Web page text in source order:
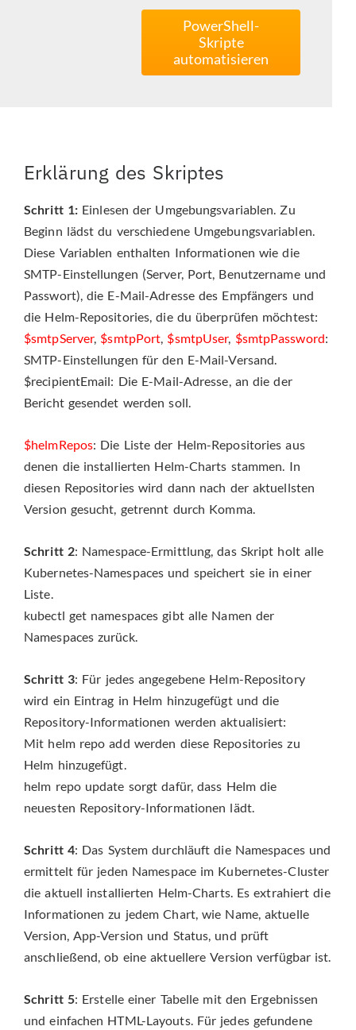
PowerShell-
Skripte
automatisieren
Erklärung des Skriptes
Schritt 1: Einlesen der Umgebungsvariablen. Zu
Beginn lädst du verschiedene Umgebungsvariablen.
Diese Variablen enthalten Informationen wie die
SMTP-Einstellungen (Server, Port, Benutzername und
Passwort), die E-Mail-Adresse des Empfängers und
die Helm-Repositories, die du überprüfen möchtest:
$smtpServer, $smtpPort $smtpUser, $smtpPassword:
SMTP-Einstellungen für den E-Mail-Versand.
$recipientEmail: Die E-Mail-Adresse, an die der
Bericht gesendet werden soll.
$helmRepos: Die Liste der Helm-Repositories aus
denen die installierten Helm-Charts stammen. In
diesen Repositories wird dann nach der aktuellsten
Version gesucht, getrennt durch Komma.
Schritt 2: Namespace-Ermittlung, das Skript holt alle
Kubernetes-Namespaces und speichert sie in einer
Liste.
kubectl get namespaces gibt alle Namen der
Namespaces zurück.
Schritt 3: Für jedes angegebene Helm-Repository
wird ein Eintrag in Helm hinzugefügt und die
Repository-Informationen werden aktualisiert:
Mit helm repo add werden diese Repositories zu
Helm hinzugefügt.
helm repo update sorgt dafür, dass Helm die
neuesten Repository-Informationen lädt.
Schritt 4: Das System durchläuft die Namespaces und
ermittelt für jeden Namespace im Kubernetes-Cluster
die aktuell installierten Helm-Charts. Es extrahiert die
Informationen zu jedem Chart, wie Name, aktuelle
Version, App-Version und Status, und prüft
anschließend, ob eine aktuellere Version verfügbar ist.
Schritt 5: Erstelle einer Tabelle mit den Ergebnissen
und einfachen HTML-Layouts. Für jedes gefundene